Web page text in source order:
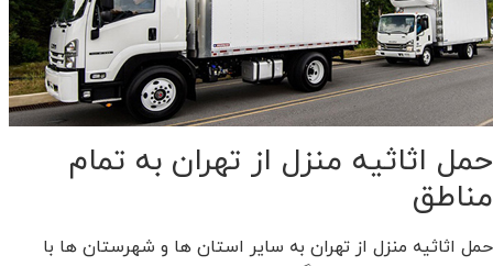
حمل اثاثیه منزل از تهران به تمام
مناطق
حمل اثاثیه منزل از تهران به سایر استان ها و شهرستان ها با